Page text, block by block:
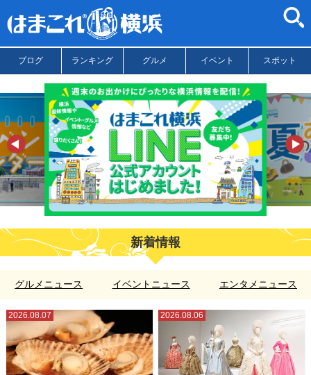
ブログ ランキング グルメ イベント スポット
新着情報
グルメニュース イベントニュース エンタメニュース
2026.08.07 2026.08.06